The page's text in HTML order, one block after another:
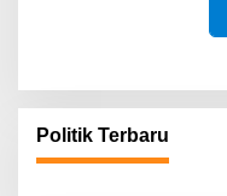
Politik Terbaru